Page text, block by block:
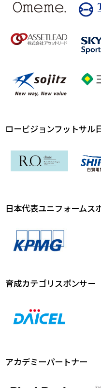
ロービジョンフットサル
日本代表ユニフォームス
育成カテゴリスポンサー
アカデミーパートナー